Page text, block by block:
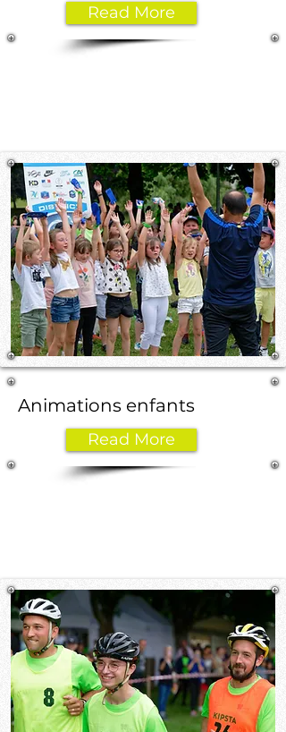
Read More
Animations enfants
Read More